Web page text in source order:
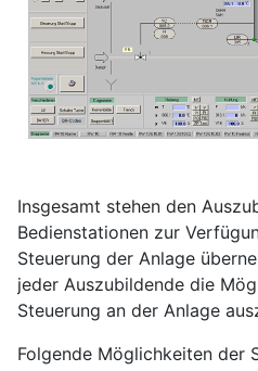
Insgesamt stehen den
Bedienstationen zur
Steuerung der Anlage
jeder Auszubildende die
Steuerung an der Anlage
Folgende Möglichkeiten der